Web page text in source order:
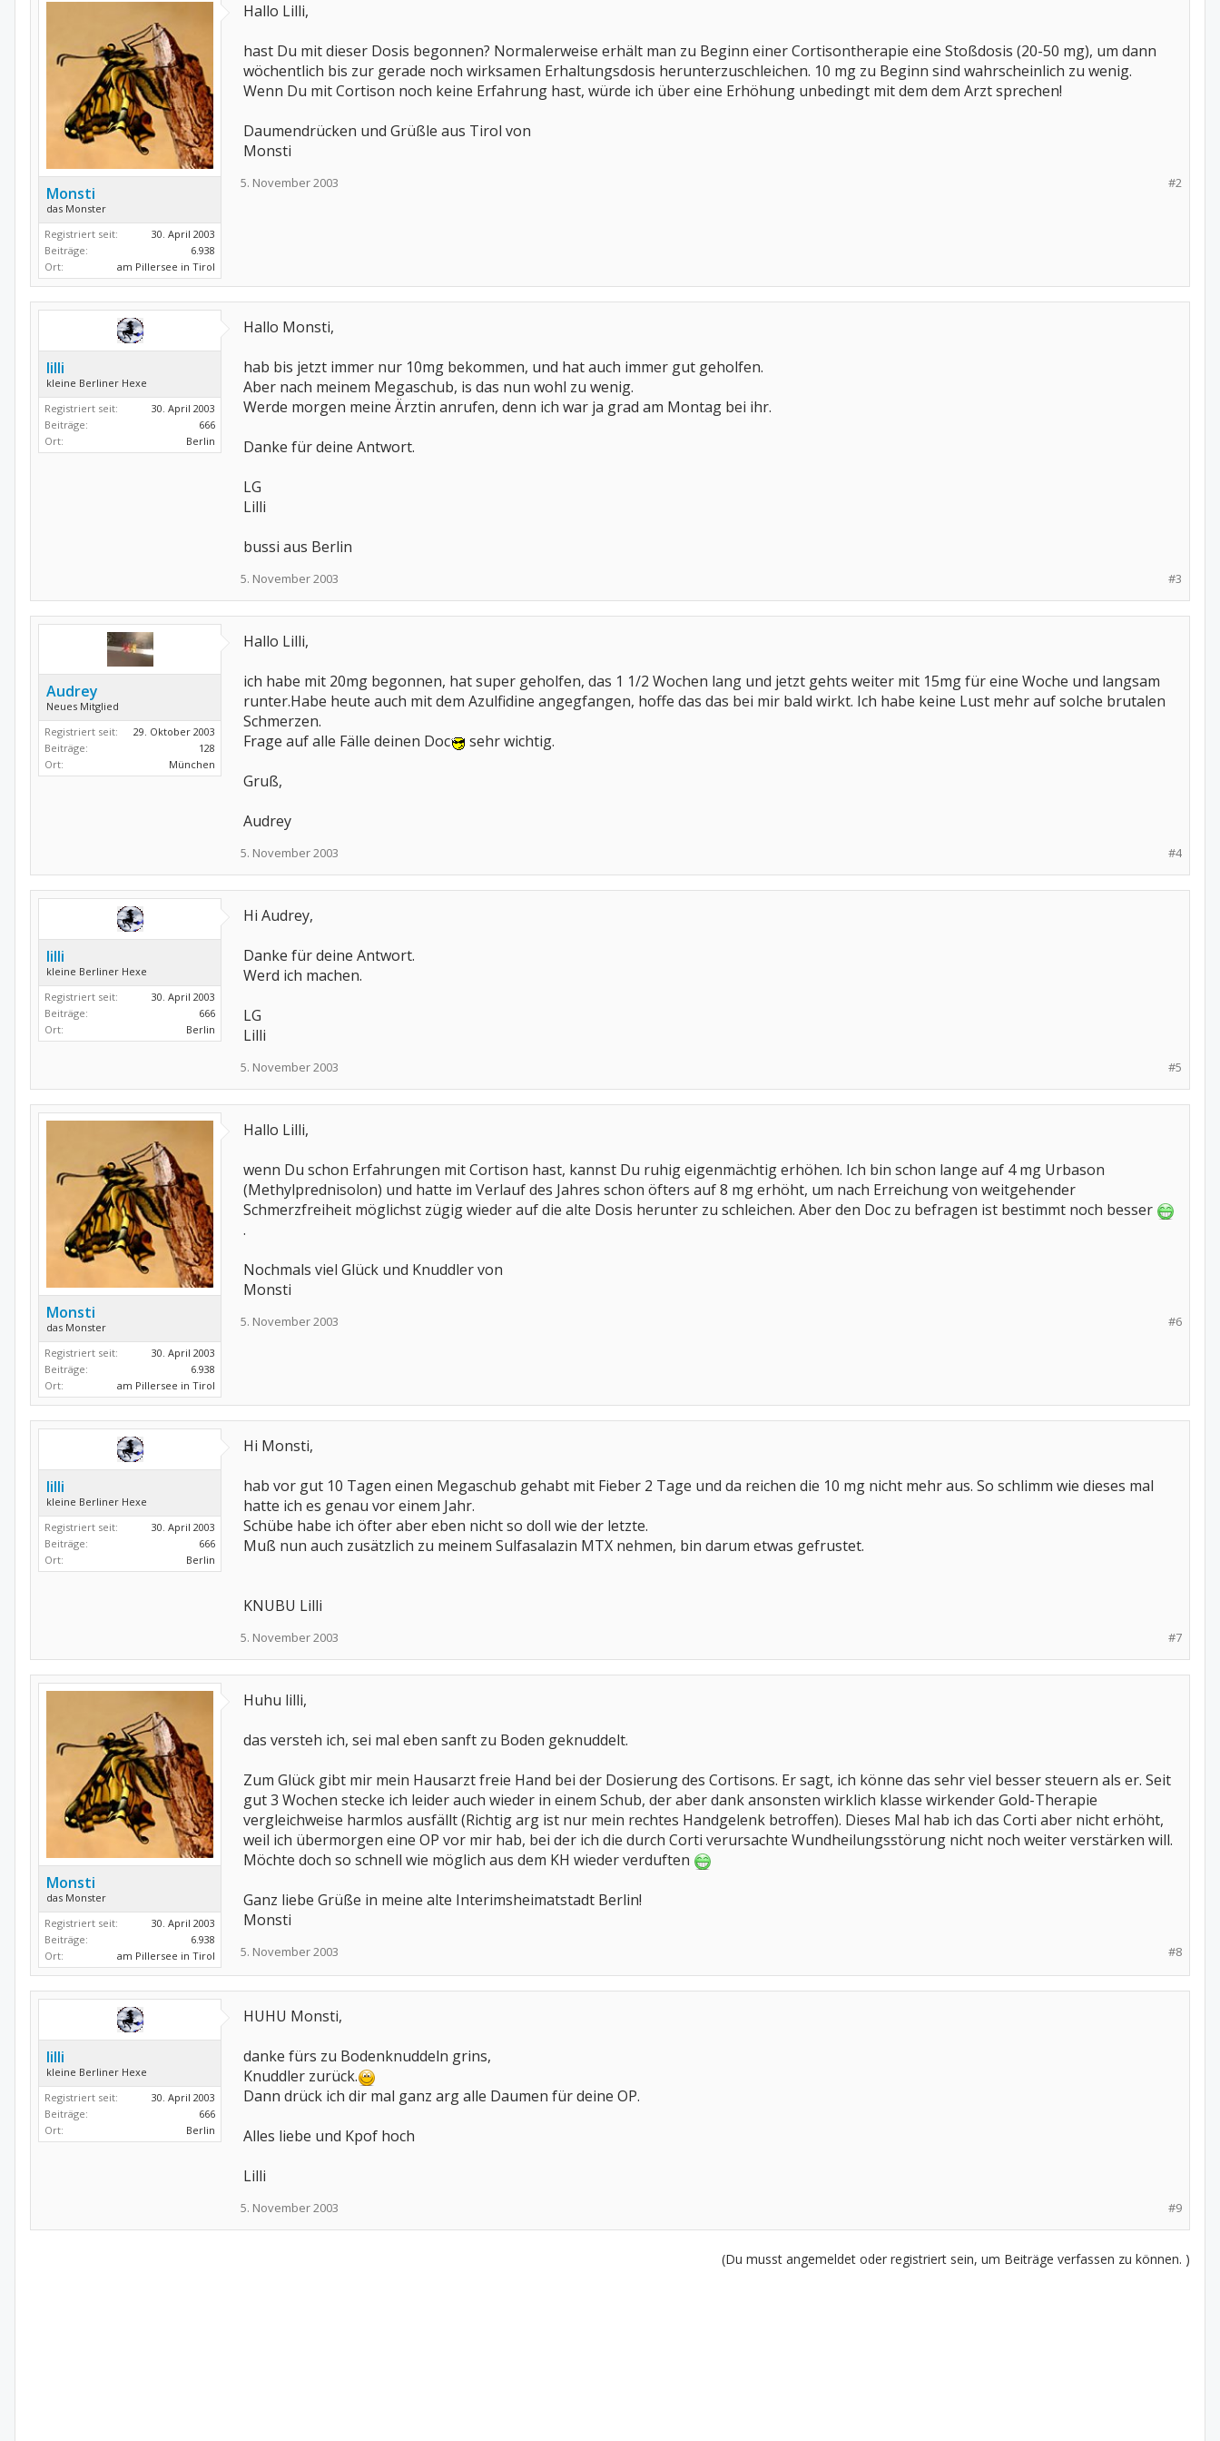
Monsti
das Monster
Registriert seit:
30. April 2003
Beiträge:
6.938
Ort:
am Pillersee in Tirol
Hallo Lilli,
hast Du mit dieser Dosis begonnen? Normalerweise erhält man zu Beginn einer Cortisontherapie eine Stoßdosis (20-50 mg), um dann
wöchentlich bis zur gerade noch wirksamen Erhaltungsdosis herunterzuschleichen. 10 mg zu Beginn sind wahrscheinlich zu wenig.
Wenn Du mit Cortison noch keine Erfahrung hast, würde ich über eine Erhöhung unbedingt mit dem dem Arzt sprechen!
Daumendrücken und Grüßle aus Tirol von
Monsti
#2
5. November 2003
lilli
kleine Berliner Hexe
Registriert seit:
30. April 2003
Beiträge:
666
Ort:
Berlin
Hallo Monsti,
hab bis jetzt immer nur 10mg bekommen, und hat auch immer gut geholfen.
Aber nach meinem Megaschub, is das nun wohl zu wenig.
Werde morgen meine Ärztin anrufen, denn ich war ja grad am Montag bei ihr.
Danke für deine Antwort.
LG
Lilli
bussi aus Berlin
#3
5. November 2003
Audrey
Neues Mitglied
Registriert seit:
29. Oktober 2003
Beiträge:
128
Ort:
München
Hallo Lilli,
ich habe mit 20mg begonnen, hat super geholfen, das 1 1/2 Wochen lang und jetzt gehts weiter mit 15mg für eine Woche und langsam
runter.Habe heute auch mit dem Azulfidine angegfangen, hoffe das das bei mir bald wirkt. Ich habe keine Lust mehr auf solche brutalen
Schmerzen.
Frage auf alle Fälle deinen Doc
sehr wichtig.
Gruß,
Audrey
#4
5. November 2003
lilli
kleine Berliner Hexe
Registriert seit:
30. April 2003
Beiträge:
666
Ort:
Berlin
Hi Audrey,
Danke für deine Antwort.
Werd ich machen.
LG
Lilli
#5
5. November 2003
Monsti
das Monster
Registriert seit:
30. April 2003
Beiträge:
6.938
Ort:
am Pillersee in Tirol
Hallo Lilli,
wenn Du schon Erfahrungen mit Cortison hast, kannst Du ruhig eigenmächtig erhöhen. Ich bin schon lange auf 4 mg Urbason
(Methylprednisolon) und hatte im Verlauf des Jahres schon öfters auf 8 mg erhöht, um nach Erreichung von weitgehender
Schmerzfreiheit möglichst zügig wieder auf die alte Dosis herunter zu schleichen. Aber den Doc zu befragen ist bestimmt noch besser
.
Nochmals viel Glück und Knuddler von
Monsti
#6
5. November 2003
lilli
kleine Berliner Hexe
Registriert seit:
30. April 2003
Beiträge:
666
Ort:
Berlin
Hi Monsti,
hab vor gut 10 Tagen einen Megaschub gehabt mit Fieber 2 Tage und da reichen die 10 mg nicht mehr aus. So schlimm wie dieses mal
hatte ich es genau vor einem Jahr.
Schübe habe ich öfter aber eben nicht so doll wie der letzte.
Muß nun auch zusätzlich zu meinem Sulfasalazin MTX nehmen, bin darum etwas gefrustet.
KNUBU Lilli
#7
5. November 2003
Monsti
das Monster
Registriert seit:
30. April 2003
Beiträge:
6.938
Ort:
am Pillersee in Tirol
Huhu lilli,
das versteh ich, sei mal eben sanft zu Boden geknuddelt.
Zum Glück gibt mir mein Hausarzt freie Hand bei der Dosierung des Cortisons. Er sagt, ich könne das sehr viel besser steuern als er. Seit
gut 3 Wochen stecke ich leider auch wieder in einem Schub, der aber dank ansonsten wirklich klasse wirkender Gold-Therapie
vergleichweise harmlos ausfällt (Richtig arg ist nur mein rechtes Handgelenk betroffen). Dieses Mal hab ich das Corti aber nicht erhöht,
weil ich übermorgen eine OP vor mir hab, bei der ich die durch Corti verursachte Wundheilungsstörung nicht noch weiter verstärken will.
Möchte doch so schnell wie möglich aus dem KH wieder verduften
Ganz liebe Grüße in meine alte Interimsheimatstadt Berlin!
Monsti
#8
5. November 2003
lilli
kleine Berliner Hexe
Registriert seit:
30. April 2003
Beiträge:
666
Ort:
Berlin
HUHU Monsti,
danke fürs zu Bodenknuddeln grins,
Knuddler zurück.
Dann drück ich dir mal ganz arg alle Daumen für deine OP.
Alles liebe und Kpof hoch
Lilli
#9
5. November 2003
(Du musst angemeldet oder registriert sein, um Beiträge verfassen zu können. )